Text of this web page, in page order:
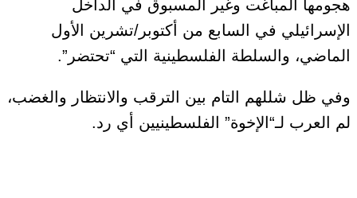
هجومها المباغت وغير المسبوق في الداخل
الإسرائيلي في السابع من أكتوبر/تشرين الأول
الماضي، والسلطة الفلسطينية التي “تحتضر”.
وفي ظل شللهم التام بين الترقب والانتظار والغضب،
لم العرب لـ“الإخوة” الفلسطينيين أي رد.